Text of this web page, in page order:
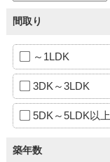
間取り
～1LDK
3DK～3LDK
5DK～5LDK以上
築年数